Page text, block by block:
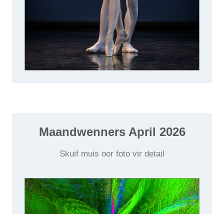
Maandwenners April 2026
Skuif muis oor foto vir detail